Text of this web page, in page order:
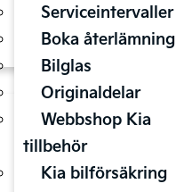
Serviceintervaller
Boka återlämning
Bilglas
Originaldelar
Webbshop Kia
tillbehör
Kia bilförsäkring